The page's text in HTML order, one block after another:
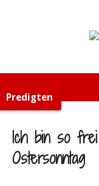
Predigten
Ich bin so
Ostersonntag